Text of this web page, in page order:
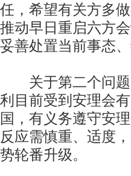
任，希望有关方多
推动早日重启六方
妥善处置当前事态
关于第二个问题
利目前受到安理会
国，有义务遵守安
反应需慎重、适度
势轮番升级。